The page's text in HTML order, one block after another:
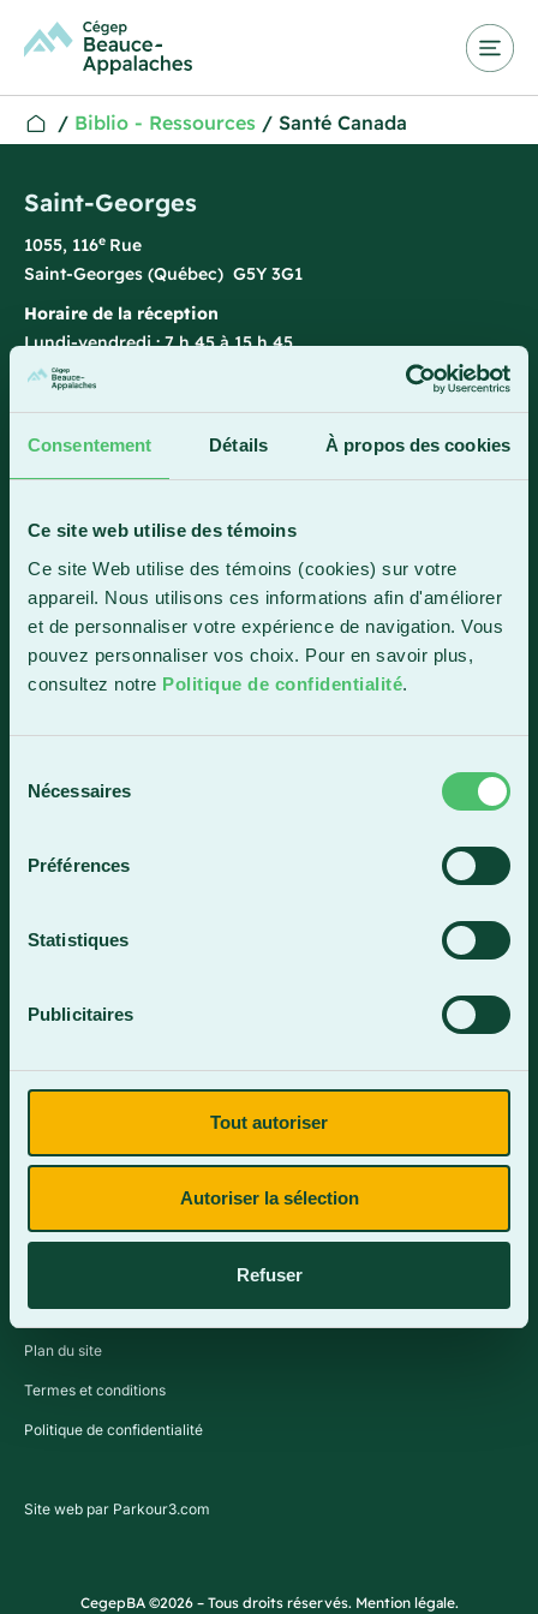
Consentement Détails À propos des cookies
Ce site web utilise des témoins
Ce site Web utilise des témoins (cookies) sur votre
appareil. Nous utilisons ces informations afin d'améliorer
et de personnaliser votre expérience de navigation. Vous
pouvez personnaliser vos choix. Pour en savoir plus,
consultez notre Politique de confidentialité.
Nécessaires
Préférences
Statistiques
Publicitaires
Tout autoriser
Autoriser la sélection
Refuser
/ Biblio - Ressources / Santé Canada
Saint-Georges
1055, 116e Rue
Saint-Georges (Québec) G5Y 3G1
Horaire de la réception
Lundi-vendredi : 7 h 45 à 15 h 45
418 228-8896
Sainte-Marie
1150, boul. Vachon Nord
Sainte-Marie (Québec) G6E 0R1
Horaire de la réception
Lundi-vendredi : 7 h 30 à 15 h 30
418 387-8896
Lac-Mégantic
Lac-Mégantic (Québec) G6B 3B4
Lundi-vendredi : 8 h à 16 h
Plan du site
Termes et conditions
Politique de confidentialité
Site web par Parkour3.com
CegepBA ©2026 – Tous droits réservés. Mention légale.